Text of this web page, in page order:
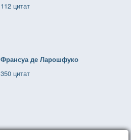
112 цитат
Франсуа де Ларошфуко
350 цитат